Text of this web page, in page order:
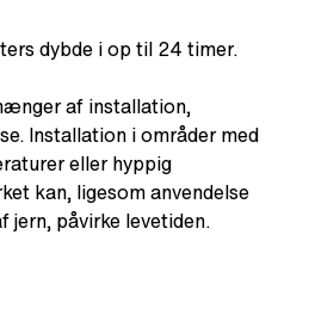
dybde i op til 24 timer.
af installation,
Installation i områder med
eller hyppig
kan, ligesom anvendelse
jern, påvirke levetiden.